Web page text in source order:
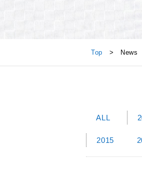
Top > News
ALL
2015